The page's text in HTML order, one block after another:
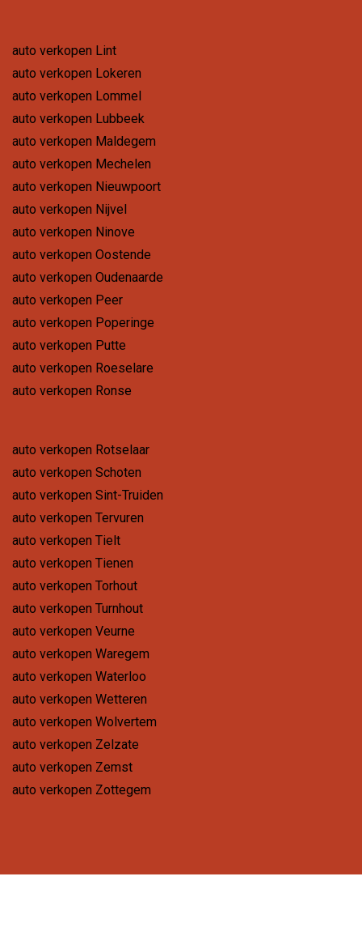
auto verkopen Lint
auto verkopen Lokeren
auto verkopen Lommel
auto verkopen Lubbeek
auto verkopen Maldegem
auto verkopen Mechelen
auto verkopen Nieuwpoort
auto verkopen Nijvel
auto verkopen Ninove
auto verkopen Oostende
auto verkopen Oudenaarde
auto verkopen Peer
auto verkopen Poperinge
auto verkopen Putte
auto verkopen Roeselare
auto verkopen Ronse
auto verkopen Rotselaar
auto verkopen Schoten
auto verkopen Sint-Truiden
auto verkopen Tervuren
auto verkopen Tielt
auto verkopen Tienen
auto verkopen Torhout
auto verkopen Turnhout
auto verkopen Veurne
auto verkopen Waregem
auto verkopen Waterloo
auto verkopen Wetteren
auto verkopen Wolvertem
auto verkopen Zelzate
auto verkopen Zemst
auto verkopen Zottegem